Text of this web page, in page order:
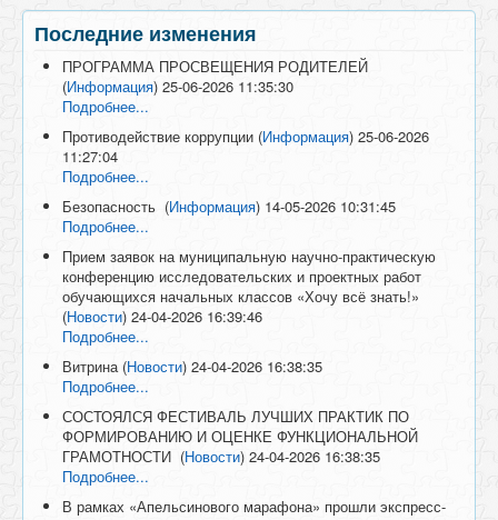
Последние изменения
ПРОГРАММА ПРОСВЕЩЕНИЯ РОДИТЕЛЕЙ
(Информация) 25-06-2026 11:35:30
Подробнее...
Противодействие коррупции (Информация) 25-06-2026
11:27:04
Подробнее...
Безопасность (Информация) 14-05-2026 10:31:45
Подробнее...
Прием заявок на муниципальную научно-практическую
конференцию исследовательских и проектных работ
обучающихся начальных классов «Хочу всё знать!»
(Новости) 24-04-2026 16:39:46
Подробнее...
Витрина (Новости) 24-04-2026 16:38:35
Подробнее...
СОСТОЯЛСЯ ФЕСТИВАЛЬ ЛУЧШИХ ПРАКТИК ПО
ФОРМИРОВАНИЮ И ОЦЕНКЕ ФУНКЦИОНАЛЬНОЙ
ГРАМОТНОСТИ (Новости) 24-04-2026 16:38:35
Подробнее...
В рамках «Апельсинового марафона» прошли экспресс-